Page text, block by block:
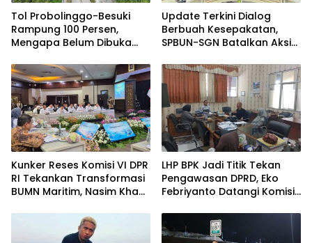
Tol Probolinggo-Besuki
Rampung 100 Persen,
Mengapa Belum Dibuka
Update Terkini Dialog
Berbuah Kesepakatan,
SPBUN-SGN Batalkan Aksi
Penuhi Sejumlah Aspirasi
Kunker Reses Komisi VI DPR
RI Tekankan Transformasi
BUMN Maritim, Nasim Khan
Laut
LHP BPK Jadi Titik Tekan
Pengawasan DPRD, Eko
Febriyanto Datangi Komisi
Berpijak pada Dokumen
Resmi Negara